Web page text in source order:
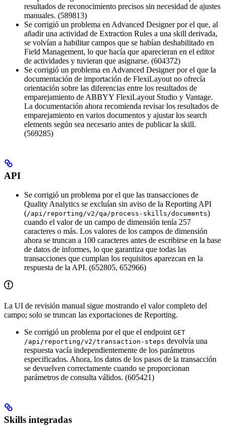
resultados de reconocimiento precisos sin necesidad de ajustes
manuales. (589813)
Se corrigió un problema en Advanced Designer por el que, al
añadir una actividad de Extraction Rules a una skill derivada,
se volvían a habilitar campos que se habían deshabilitado en
Field Management, lo que hacía que aparecieran en el editor
de actividades y tuvieran que asignarse. (604372)
Se corrigió un problema en Advanced Designer por el que la
documentación de importación de FlexiLayout no ofrecía
orientación sobre las diferencias entre los resultados de
emparejamiento de ABBYY FlexiLayout Studio y Vantage.
La documentación ahora recomienda revisar los resultados de
emparejamiento en varios documentos y ajustar los search
elements según sea necesario antes de publicar la skill.
(569285)
API
Se corrigió un problema por el que las transacciones de
Quality Analytics se excluían sin aviso de la Reporting API
(/api/reporting/v2/qa/process-skills/documents)
cuando el valor de un campo de dimensión tenía 257
caracteres o más. Los valores de los campos de dimensión
ahora se truncan a 100 caracteres antes de escribirse en la base
de datos de informes, lo que garantiza que todas las
transacciones que cumplan los requisitos aparezcan en la
respuesta de la API. (652805, 652966)
La UI de revisión manual sigue mostrando el valor completo del
campo; solo se truncan las exportaciones de Reporting.
Se corrigió un problema por el que el endpoint GET
/api/reporting/v2/transaction-steps devolvía una
respuesta vacía independientemente de los parámetros
especificados. Ahora, los datos de los pasos de la transacción
se devuelven correctamente cuando se proporcionan
parámetros de consulta válidos. (605421)
Skills integradas